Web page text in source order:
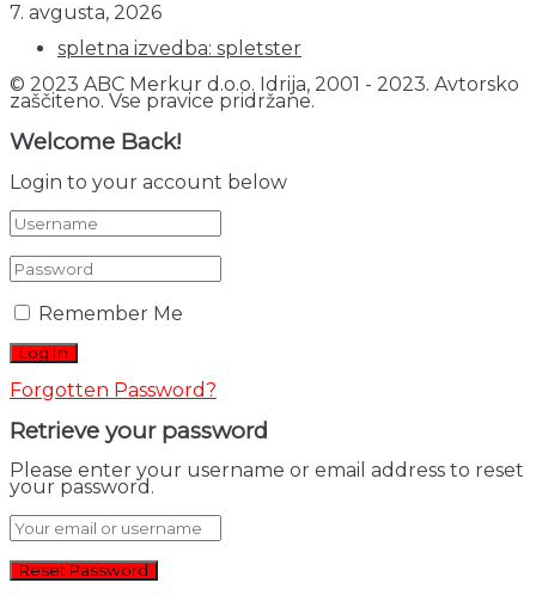
7. avgusta, 2026
spletna izvedba: spletster
© 2023 ABC Merkur d.o.o. Idrija, 2001 - 2023. Avtorsko
zaščiteno. Vse pravice pridržane.
Welcome Back!
Login to your account below
Remember Me
Forgotten Password?
Retrieve your password
Please enter your username or email address to reset
your password.